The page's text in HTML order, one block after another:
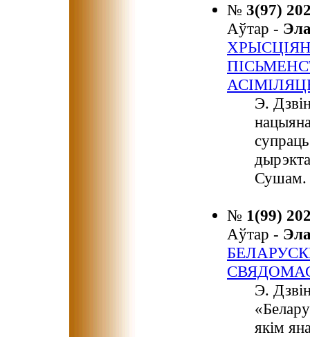
№ 3(97)
Аўтар -
Э.
Сушам.
№ 1(99)
Аўтар -
Э.
якім